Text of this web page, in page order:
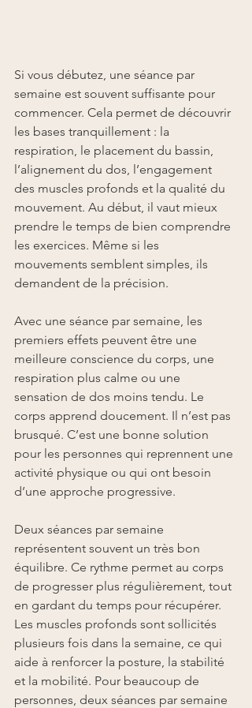
Si vous débutez, une séance par
semaine est souvent suffisante pour
commencer. Cela permet de découvrir
les bases tranquillement : la
respiration, le placement du bassin,
l’alignement du dos, l’engagement
des muscles profonds et la qualité du
mouvement. Au début, il vaut mieux
prendre le temps de bien comprendre
les exercices. Même si les
mouvements semblent simples, ils
demandent de la précision.
Avec une séance par semaine, les
premiers effets peuvent être une
meilleure conscience du corps, une
respiration plus calme ou une
sensation de dos moins tendu. Le
corps apprend doucement. Il n’est pas
brusqué. C’est une bonne solution
pour les personnes qui reprennent une
activité physique ou qui ont besoin
d’une approche progressive.
Deux séances par semaine
représentent souvent un très bon
équilibre. Ce rythme permet au corps
de progresser plus régulièrement, tout
en gardant du temps pour récupérer.
Les muscles profonds sont sollicités
plusieurs fois dans la semaine, ce qui
aide à renforcer la posture, la stabilité
et la mobilité. Pour beaucoup de
personnes, deux séances par semaine